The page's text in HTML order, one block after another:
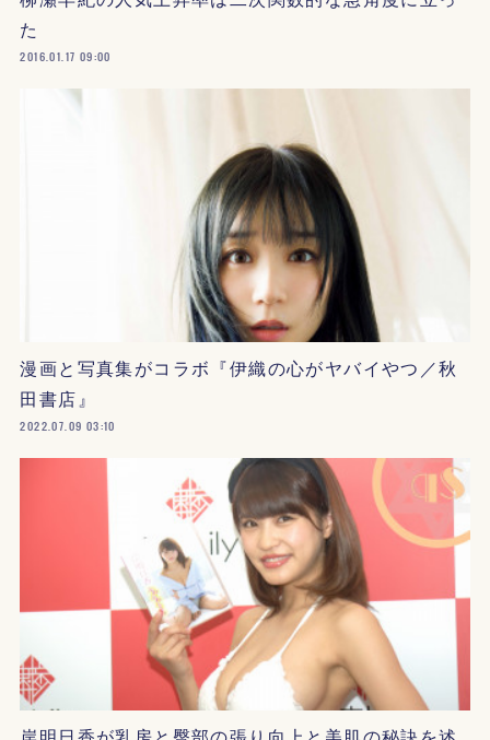
た
2016.01.17 09:00
漫画と写真集がコラボ『伊織の心がヤバイやつ／秋
田書店』
2022.07.09 03:10